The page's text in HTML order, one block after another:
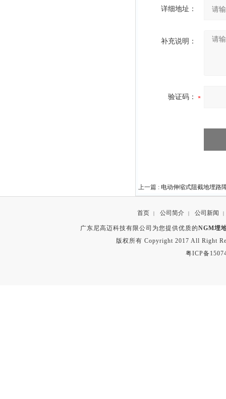
详细地址：
补充说明：
验证码：
上一篇 : 电动伸缩式阻截地埋路
首页 | 公司简介 | 公司新闻 |
广东尼高迈科技有限公司为您提供优质的NGM埋
版权所有 Copyright 2017 All Right
粤ICP备